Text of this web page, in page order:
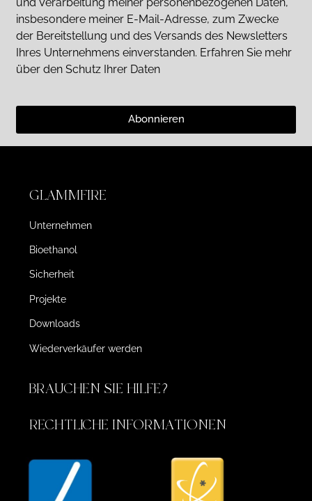
insbesondere meiner E-Mail-Adresse, zum Zwecke
der Bereitstellung und des Versands des Newsletters
Ihres Unternehmens einverstanden. Erfahren Sie mehr
über den Schutz Ihrer Daten
Abonnieren
GLAMMFIRE
Unternehmen
Bioethanol
Sicherheit
Projekte
Downloads
Wiederverkäufer werden
BRAUCHEN SIE HILFE?
RECHTLICHE INFORMATIONEN